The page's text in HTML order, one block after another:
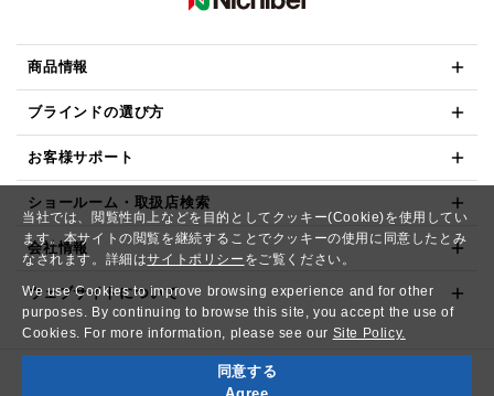
当社では、閲覧性向上などを目的としてクッキー(Cookie)を使用してい
ます。本サイトの閲覧を継続することでクッキーの使用に同意したとみ
なされます。詳細はサイトポリシー をご覧ください。
We use Cookies to improve browsing experience and for other
purposes. By continuing to browse this site, you accept the use of
Cookies. For more information, please see our Site Policy.
同意する
商品情報
ブラインドの選び方
お客様サポート
ショールーム・取扱店検索
会社情報
ウェブサイトについて
Copyright© NICHIBEI CO.,LTD. All Rights Reserved.